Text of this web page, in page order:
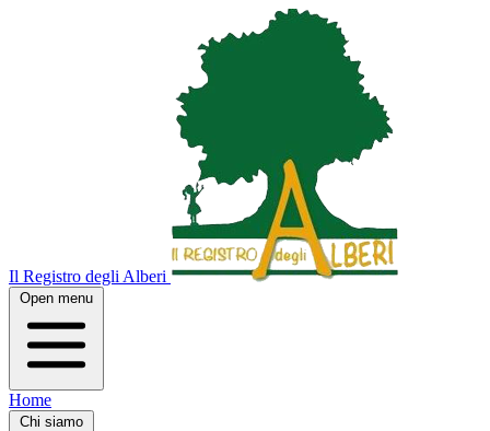
Il Registro degli Alberi
Open menu
Home
Chi siamo